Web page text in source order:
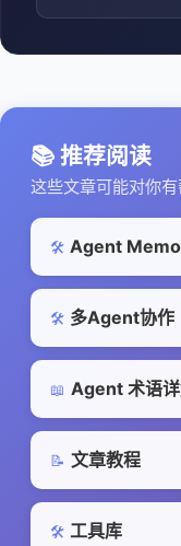
📚 推荐阅读
这些文章可能对你有
🛠️ Agent
🛠️ 多Agent协作
📖 Agent 术语
📝 文章教程
🛠️ 工具库